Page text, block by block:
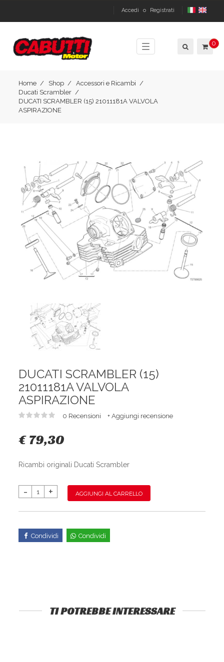
Accedi o Registrati
Toggle
navigation
0
Home Shop
Accessori e Ricambi
Ducati Scrambler
DUCATI SCRAMBLER (15) 21011181A VALVOLA
ASPIRAZIONE
DUCATI SCRAMBLER (15)
21011181A VALVOLA
ASPIRAZIONE
0 Recensioni + Aggiungi recensione
€ 79,30
Ricambi originali Ducati Scrambler
AGGIUNGI AL CARRELLO
Condividi Condividi
TI POTREBBE INTERESSARE